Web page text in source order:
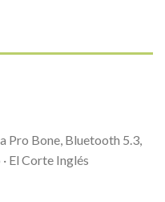
Pro Bone, Bluetooth 5.3,
El Corte Inglés